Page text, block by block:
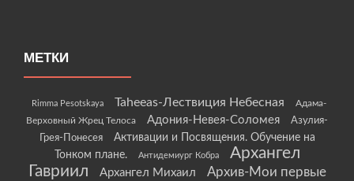
МЕТКИ
Rimma Pesotskaya Taheeas-Лествиция Небесная
Адама-
Верховный Жрец Телоса
Адония-Невея-Соломея
Азулия-
Грея-Понесея
Активации и Посвящения. Обучение на
Тонком плане.
Антидемиург Кобра
Архангел
Гавриил
Архангел Михаил
Архив-Мои первые